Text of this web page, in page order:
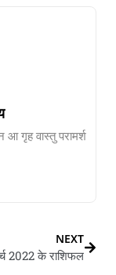
आ गृह वास्तु परामर्श
NEXT
2022 के राशिफल